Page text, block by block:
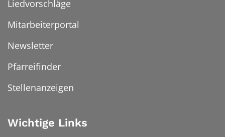
Liedvorschläge
Mitarbeiterportal
Newsletter
Pfarreifinder
Stellenanzeigen
Wichtige Links